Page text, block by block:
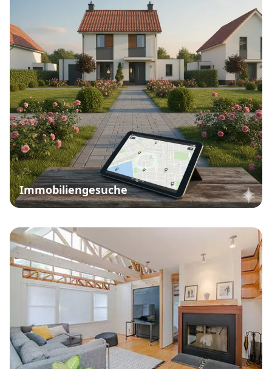
Immobiliengesuche